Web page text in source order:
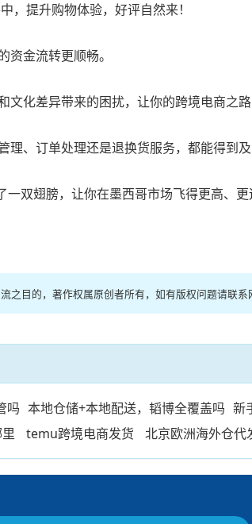
，提升购物体验，好评自然来！
金流转更顺畅。
化差异带来的困扰，让你的跨境电商之路
、订单处理还是退换货服务，都能得到及
双翅膀，让你在墨西哥市场飞得更高、更
目的，著作权属原创者所有，如有版权问题请联系
吗 本地仓储+本地配送，韬博全覆盖吗 新
temu跨境电商发货 北京欧洲海外仓代